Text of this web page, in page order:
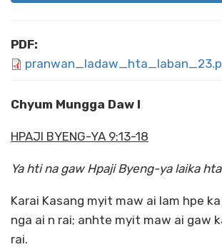
PDF:
Chyum Mungga Daw I
HPAJI BYENG-YA 9:13-18
Ya hti na gaw Hpaji Byeng-ya laika
Karai Kasang myit maw ai lam hpe
nga ai n rai; anhte myit maw ai gaw
rai.